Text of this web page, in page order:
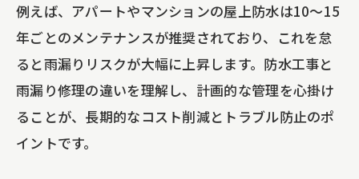
例えば、アパートやマンションの屋上防水は10～15
年ごとのメンテナンスが推奨されており、これを怠
ると雨漏りリスクが大幅に上昇します。防水工事と
雨漏り修理の違いを理解し、計画的な管理を心掛け
ることが、長期的なコスト削減とトラブル防止のポ
イントです。